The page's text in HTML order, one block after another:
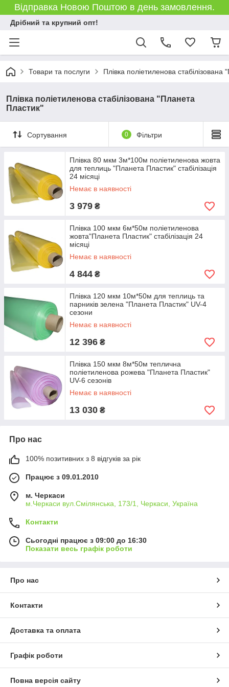
Відправка Новою Поштою в день замовлення.
Дрібний та крупний опт!
Товари та послуги Плівка поліетиленова
Плівка поліетиленова стабілізована "Планета
Пластик"
Сортування 0 Фільтри
Плівка 80 мкм 3м*100м поліетиленова жовта
для теплиць "Планета Пластик" стабілізація
24 місяці
Немає в наявності
3 979 ₴
Плівка 100 мкм 6м*50м поліетиленова
жовта"Планета Пластик" стабілізація 24
місяці
Немає в наявності
4 844 ₴
Плівка 120 мкм 10м*50м для теплиць та
парників зелена "Планета Пластик" UV-4
сезони
Немає в наявності
12 396 ₴
Плівка 150 мкм 8м*50м теплична
поліетиленова рожева "Планета Пластик"
UV-6 сезонів
Немає в наявності
13 030 ₴
Про нас
100% позитивних з 8 відгуків за рік
Працює з 09.01.2010
м. Черкаси
м.Черкаси вул.Смілянська, 173/1, Черкаси, Україна
Контакти
Сьогодні працює з 09:00 до 16:30
Показати весь графік роботи
Про нас
Контакти
Доставка та оплата
Графік роботи
Повна версія сайту